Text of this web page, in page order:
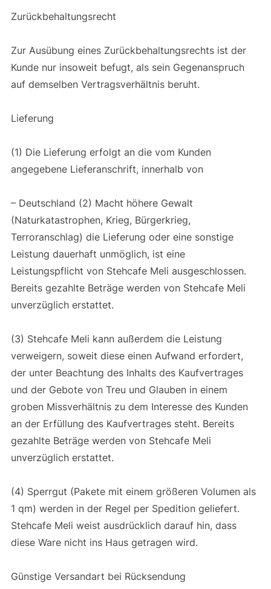
Zurückbehaltungsrecht
Zur Ausübung eines Zurückbehaltungsrechts ist der
Kunde nur insoweit befugt, als sein Gegenanspruch
auf demselben Vertragsverhältnis beruht.
Lieferung
(1) Die Lieferung erfolgt an die vom Kunden
angegebene Lieferanschrift, innerhalb von
– Deutschland (2) Macht höhere Gewalt
(Naturkatastrophen, Krieg, Bürgerkrieg,
Terroranschlag) die Lieferung oder eine sonstige
Leistung dauerhaft unmöglich, ist eine
Leistungspflicht von Stehcafe Meli ausgeschlossen.
Bereits gezahlte Beträge werden von Stehcafe Meli
unverzüglich erstattet.
(3) Stehcafe Meli kann außerdem die Leistung
verweigern, soweit diese einen Aufwand erfordert,
der unter Beachtung des Inhalts des Kaufvertrages
und der Gebote von Treu und Glauben in einem
groben Missverhältnis zu dem Interesse des Kunden
an der Erfüllung des Kaufvertrages steht. Bereits
gezahlte Beträge werden von Stehcafe Meli
unverzüglich erstattet.
(4) Sperrgut (Pakete mit einem größeren Volumen als
1 qm) werden in der Regel per Spedition geliefert.
Stehcafe Meli weist ausdrücklich darauf hin, dass
diese Ware nicht ins Haus getragen wird.
Günstige Versandart bei Rücksendung